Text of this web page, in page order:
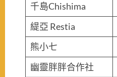
千島Chishima
緹亞 Restia
熊小七
幽靈胖胖合作社